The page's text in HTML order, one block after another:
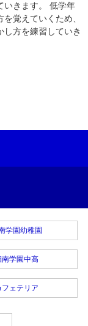
いきます。 低学年
覚えていくため、
し方を練習していき
学園幼稚園
南学園中高
フェテリア